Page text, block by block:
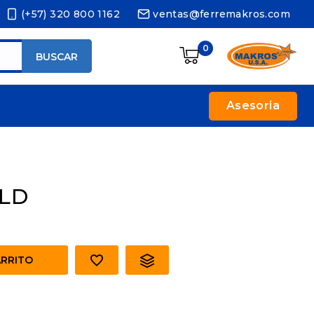
(+57) 320 800 1162 ventas@ferremakros.com
BUSCAR
0
Asesoria